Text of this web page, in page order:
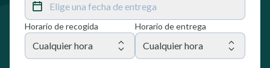
Elige una fecha de entrega
Horario de recogida
Cualquier hora
Horario de entrega
Cualquier hora